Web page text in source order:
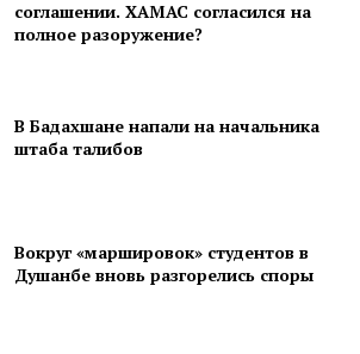
соглашении. ХАМАС согласился на
полное разоружение?
В Бадахшане напали на начальника
штаба талибов
Вокруг «маршировок» студентов в
Душанбе вновь разгорелись споры